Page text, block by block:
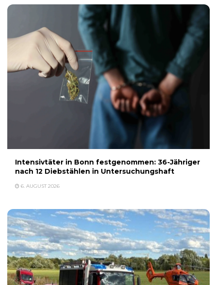
Intensivtäter in Bonn festgenommen: 36-Jähriger
nach 12 Diebstählen in Untersuchungshaft
6. AUGUST 2026